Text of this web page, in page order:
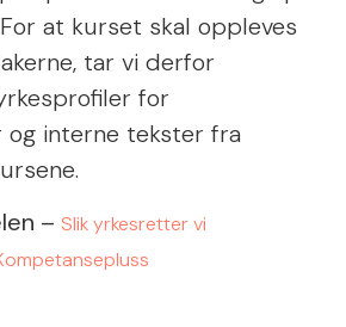
at kurset skal oppleves
tar vi derfor
for
og interne tekster fra
– Slik yrkesretter vi